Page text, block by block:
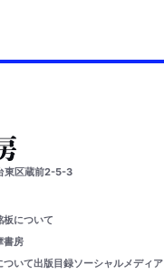
東区蔵前2-5-3
について
書房
ついて出版目録ソーシャルメディア